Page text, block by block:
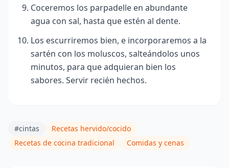
Coceremos los parpadelle en abundante
agua con sal, hasta que estén al dente.
Los escurriremos bien, e incorporaremos a la
sartén con los moluscos, salteándolos unos
minutos, para que adquieran bien los
sabores. Servir recién hechos.
#cintas
Recetas hervido/cocido
Recetas de cocina tradicional
Comidas y cenas